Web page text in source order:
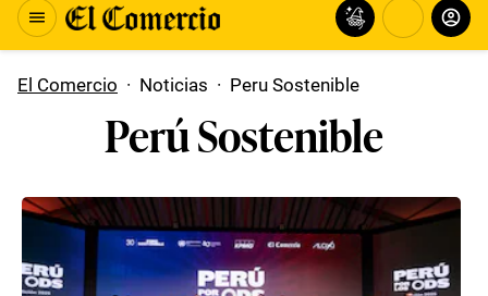
El Comercio · Noticias · Peru Sostenible
Perú Sostenible